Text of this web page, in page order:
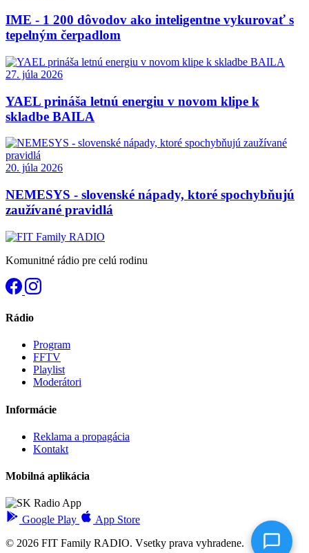
IME - 1 200 dôvodov ako inteligentne vykurovať s
tepelným čerpadlom
27. júla 2026
YAEL prináša letnú energiu v novom klipe k
skladbe BAILA
20. júla 2026
NEMESYS - slovenské nápady, ktoré spochybňujú
zaužívané pravidlá
Komunitné rádio pre celú rodinu
Rádio
Program
FFTV
Playlist
Moderátori
Informácie
Reklama a propagácia
Kontakt
Mobilná aplikácia
Google Play
App Store
© 2026 FIT Family RADIO. Vsetky prava vyhradene.